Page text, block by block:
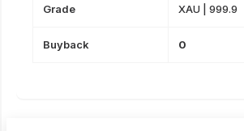
Grade XAU | 999.9
Buyback 0